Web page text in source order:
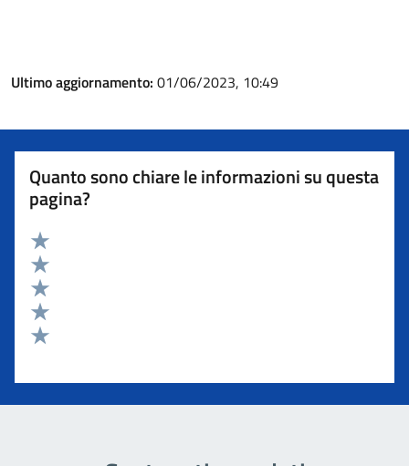
Ultimo aggiornamento: 01/06/2023, 10:49
Quanto sono chiare le informazioni su questa
pagina?
Valuta 5 stelle su 5
Valuta 4 stelle su 5
Valuta 3 stelle su 5
Valuta 2 stelle su 5